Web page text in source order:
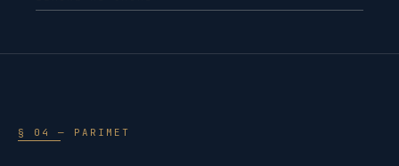
§ 04 — PARIMET